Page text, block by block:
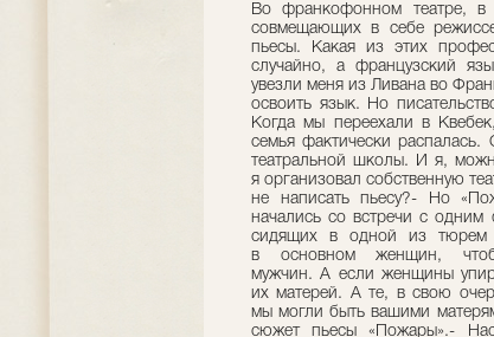
Во франкофонном театре, в
совмещающих в себе
пьесы. Какая из этих
случайно, а французский
увезли меня из Ливана во
освоить язык. Но
Когда мы переехали в
семья фактически
театральной школы. И я,
я организовал собственную
не написать пьесу?- Но
начались со встречи с
сидящих в одной из тюрем
в основном женщин,
мужчин. А если женщины
их матерей. А те, в свою
мы могли быть вашими
сюжет пьесы «Пожары».-